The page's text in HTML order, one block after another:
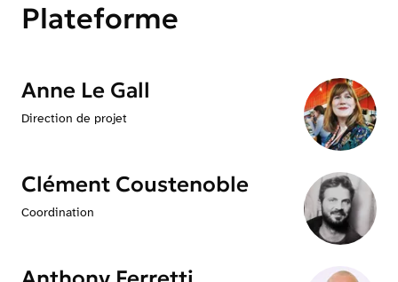
Plateforme
Anne Le Gall
Direction de projet
Clément Coustenoble
Coordination